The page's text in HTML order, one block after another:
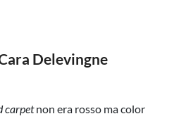
Delevingne
carpetnon era rosso ma color